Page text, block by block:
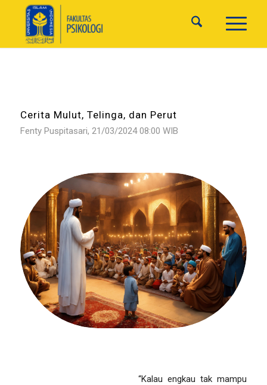
Cerita Mulut, Telinga, dan Perut
Fenty Puspitasari, 21/03/2024 08:00 WIB
Oleh: Fenty Puspitasari –“Kalau engkau tak mampu